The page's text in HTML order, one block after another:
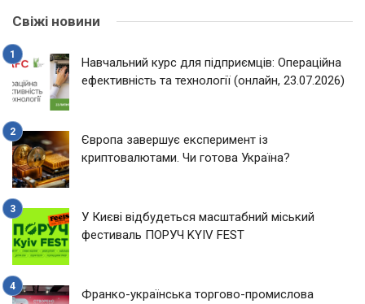
Свіжі новини
Навчальний курс для підприємців: Операційна
ефективність та технології (онлайн, 23.07.2026)
Європа завершує експеримент із
криптовалютами. Чи готова Україна?
У Києві відбудеться масштабний міський
фестиваль ПОРУЧ KYIV FEST
Франко-українська торгово-промислова